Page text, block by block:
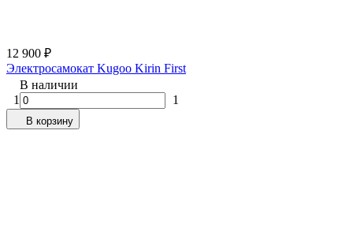
12 900 ₽
Электросамокат Kugoo Kirin First
В наличии
1
1
В корзину